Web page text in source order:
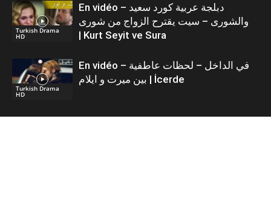
Turkish Drama
HD
En vidéo – دبلجة عربية كورد سعيد
والشورى – سيت يقترح الزواج من شورى
| Kurt Seyit ve Sura
Turkish Drama
HD
En vidéo – في الداخل – لحظات عاطفية
بين ميرت و ايلام | İcerde